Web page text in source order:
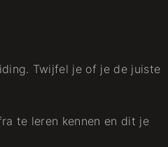
Twijfel je of je de juiste
te leren kennen en dit je